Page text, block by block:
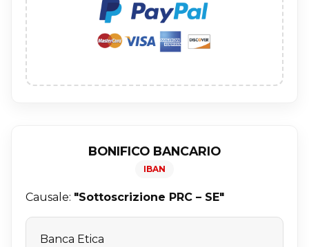
BONIFICO BANCARIO
IBAN
Causale: "Sottoscrizione PRC – SE"
Banca Etica